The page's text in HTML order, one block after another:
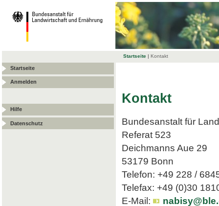
Startseite | Kontakt
Startseite
Anmelden
Hilfe
Datenschutz
Kontakt
Bundesanstalt für
Referat 523
Deichmanns Aue 29
53179 Bonn
Telefon: +49 228 /
Telefax: +49 (0)30
E-Mail: